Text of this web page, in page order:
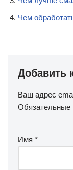
Чем
Добавить
Ваш адрес
Обязательные
Имя *